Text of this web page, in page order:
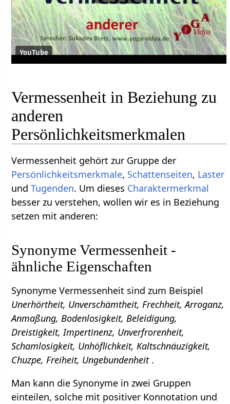
YouTube
Vermessenheit in Beziehung zu
anderen
Persönlichkeitsmerkmalen
Vermessenheit gehört zur Gruppe der
Persönlichkeitsmerkmale, Schattenseiten, Laster
undTugenden. Um dieses Charaktermerkmal
besser zu verstehen, wollen wir es in Beziehung
setzen mit anderen:
Synonyme Vermessenheit -
ähnliche Eigenschaften
Synonyme Vermessenheit sind zum Beispiel
Unerhörtheit, Unverschämtheit, Frechheit, Arroganz,
Anmaßung, Bodenlosigkeit, Beleidigung,
Dreistigkeit, Impertinenz, Unverfrorenheit,
Schamlosigkeit, Unhöflichkeit, Kaltschnäuzigkeit,
Chuzpe, Freiheit, Ungebundenheit .
Man kann die Synonyme in zwei Gruppen
einteilen, solche mit positiver Konnotation und